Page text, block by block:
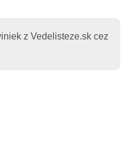
z Vedelisteze.sk cez